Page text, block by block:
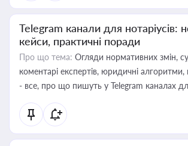
Telegram канали для нотаріусів:
кейси, практичні поради
Про що тема: Огляди нормативних змін,
коментарі експертів, юридичні алгоритми,
- все, про що пишуть у Telegram каналах